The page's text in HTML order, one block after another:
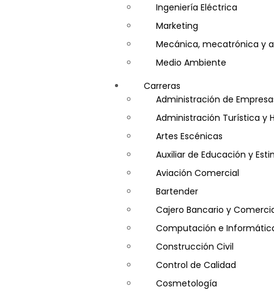
Ingeniería Eléctrica
Marketing
Mecánica, mecatrónica y
Medio Ambiente
Minería e Hidrocarburos
Salud y Psicología
Seguridad
Carreras
Administración de
Administración Turística y
Artes Escénicas
Auxiliar de Educación y
Aviación Comercial
Bartender
Cajero Bancario y
Computación e
Construcción Civil
Control de Calidad
Cosmetología